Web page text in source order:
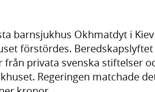
barnsjukhus Okhmatdyt i
förstördes. Beredskapslyftet
privata svenska stiftelser
Regeringen matchade